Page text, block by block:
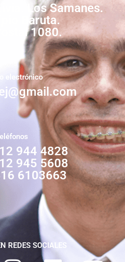
Los Samanes.
Baruta.
1080.
electrónico
944 4828
945 5608
6103663
REDES SOCIALES